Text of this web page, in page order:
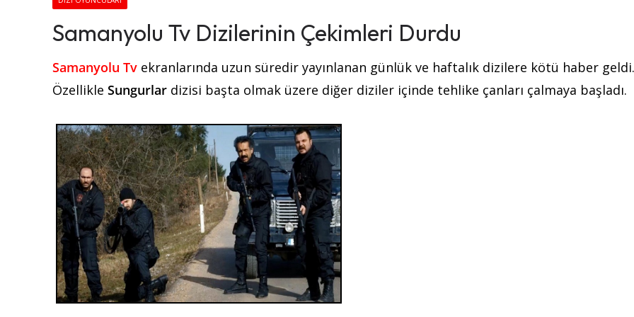
Samanyolu Tv Dizilerinin Çekimleri Durdu
Samanyolu Tv ekranlarında uzun süredir yayınlanan günlük ve haftalık dizilere kötü haber geldi.
Özellikle Sungurlar dizisi başta olmak üzere diğer diziler içinde tehlike çanları çalmaya başladı.